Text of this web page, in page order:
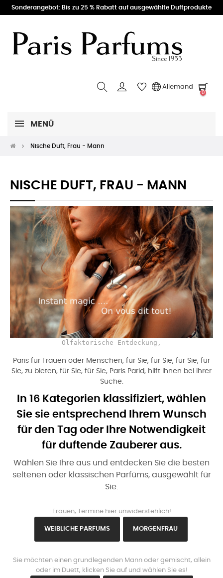
Sonderangebot: Bis zu 25 % Rabatt auf ausgewählte Duftprodukte
Allemand
0
MENÜ
Nische Duft, Frau - Mann
NISCHE DUFT, FRAU - MANN
Olfaktorische Entdeckung,
Paris für Frauen oder Menschen, für Sie, für Sie, für Sie, für
Sie, zu bieten, für Sie, für Sie, Paris Parid, hilft Ihnen bei Ihrer
Suche.
In 16 Kategorien klassifiziert, wählen
Sie sie entsprechend Ihrem Wunsch
für den Tag oder Ihre Notwendigkeit
für duftende Zauberer aus.
Wählen Sie Ihre aus und entdecken Sie die besten
seltenen oder klassischen Parfüms, ausgewählt für
Sie.
Frauen, Termine hier unwiderstehlich!
WEIBLICHE PARFUMS MORGENFRAU
Sie möchten einen grundlegenden Mann oder gemischt, allein
oder im Duett, klicken Sie auf und wählen Sie es!